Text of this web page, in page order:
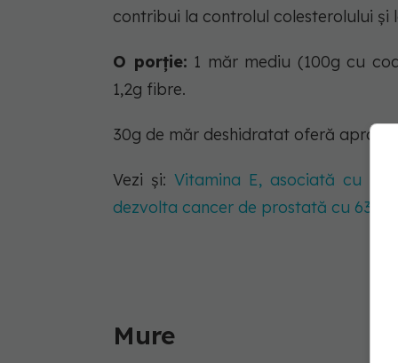
contribui la controlul colesterolului și
O porție: 1 măr mediu (100g cu
1,2g fibre.
30g de măr deshidratat oferă
Vezi și: Vitamina E, asociată cu un
dezvolta cancer de prostată cu 63%
Mure